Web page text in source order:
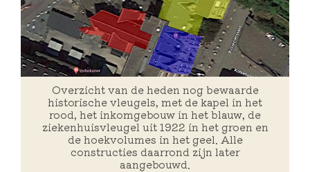
Overzicht van de heden nog bewaarde
historische vleugels, met de kapel in het
rood, het inkomgebouw in het blauw, de
ziekenhuisvleugel uit 1922 in het groen en
de hoekvolumes in het geel. Alle
constructies daarrond zijn later
aangebouwd.